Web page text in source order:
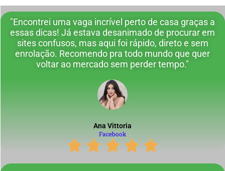
"Encontrei uma vaga incrível perto de casa graças a
essas dicas! Já estava desanimado de procurar em
sites confusos, mas aqui foi rápido, direto e sem
enrolação. Recomendo pra todo mundo que quer
voltar ao mercado sem perder tempo."
Ana Vittoria
Facebook